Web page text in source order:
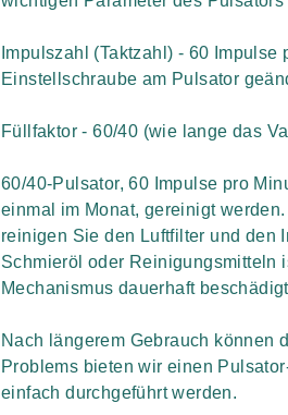
Impulszahl (Taktzahl) - 60
Einstellschraube am Pulsator
Füllfaktor - 60/40 (wie lange das
60/40-Pulsator, 60 Impulse pro
einmal im Monat, gereinigt
reinigen Sie den Luftfilter und den
Schmieröl oder Reinigungsmitteln
Mechanismus dauerhaft
Nach längerem Gebrauch können
Problems bieten wir einen
einfach durchgeführt werden.